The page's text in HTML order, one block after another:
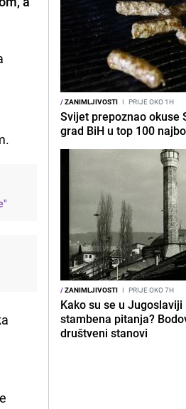
/ZANIMLJIVOSTI I PRIJE OKO 1H
Svijet prepoznao okuse
grad BiH u top 100
/ZANIMLJIVOSTI I PRIJE OKO 7H
Kako su se u
stambena pitanja?
društveni stanovi